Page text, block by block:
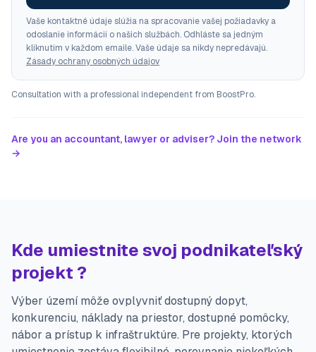
Vaše kontaktné údaje slúžia na spracovanie vašej požiadavky a
odoslanie informácií o našich službách. Odhláste sa jedným
kliknutím v každom emaile. Vaše údaje sa nikdy nepredávajú.
Zásady ochrany osobných údajov
Consultation with a professional independent from BoostPro.
Are you an accountant, lawyer or adviser? Join the network
→
Kde umiestnite svoj podnikateľský
projekt ?
Výber území môže ovplyvniť dostupný dopyt,
konkurenciu, náklady na priestor, dostupné pomôcky,
nábor a prístup k infraštruktúre. Pre projekty, ktorých